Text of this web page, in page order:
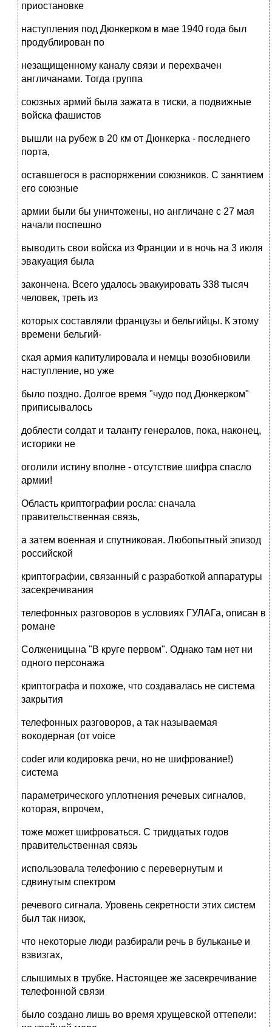
приостановке
наступления под Дюнкерком в мае 1940 года был
продублирован по
незащищенному каналу связи и перехвачен
англичанами. Тогда группа
союзных армий была зажата в тиски, а подвижные
войска фашистов
вышли на рубеж в 20 км от Дюнкерка - последнего
порта,
оставшегося в распоряжении союзников. С занятием
его союзные
армии были бы уничтожены, но англичане с 27 мая
начали поспешно
выводить свои войска из Франции и в ночь на 3 июля
эвакуация была
закончена. Всего удалось эвакуировать 338 тысяч
человек, треть из
которых составляли французы и бельгийцы. К этому
времени бельгий-
ская армия капитулировала и немцы возобновили
наступление, но уже
было поздно. Долгое время "чудо под Дюнкерком"
приписывалось
доблести солдат и таланту генералов, пока, наконец,
историки не
оголили истину вполне - отсутствие шифра спасло
армии!
Область криптографии росла: сначала
правительственная связь,
а затем военная и спутниковая. Любопытный эпизод
российской
криптографии, связанный с разработкой аппаратуры
засекречивания
телефонных разговоров в условиях ГУЛАГа, описан в
романе
Солженицына "В круге первом". Однако там нет ни
одного персонажа
криптографа и похоже, что создавалась не система
закрытия
телефонных разговоров, а так называемая
вокодерная (от voice
coder или кодировка речи, но не шифрование!)
система
параметрического уплотнения речевых сигналов,
которая, впрочем,
тоже может шифроваться. С тридцатых годов
правительственная связь
использовала телефонию с перевернутым и
сдвинутым спектром
речевого сигнала. Уровень секретности этих систем
был так низок,
что некоторые люди разбирали речь в бульканье и
взвизгах,
слышимых в трубке. Настоящее же засекречивание
телефонной связи
было создано лишь во время хрущевской оттепели: